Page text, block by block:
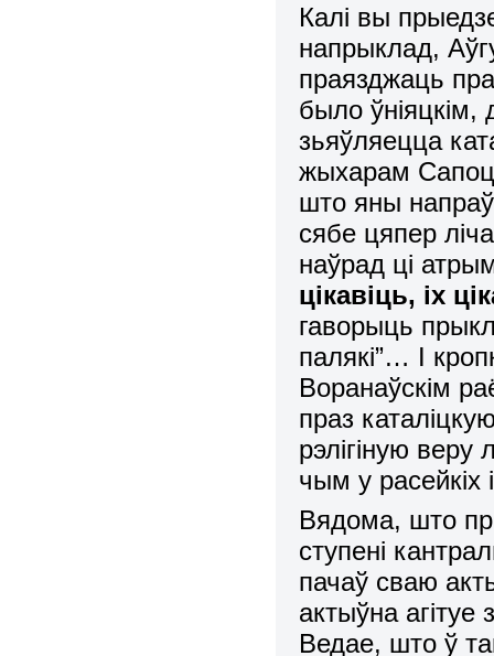
Калі вы
напрыклад,
праязджаць
было
зьяўляецца
жыхарам
што яны
сябе цяпер
наўрад ці
цікавіць, іх
гаворыць
палякі”… І
Воранаўскім
праз
рэлігіную
чым у расейкіх
Вядома, што
ступені
пачаў сваю
актыўна
Ведае, што ў